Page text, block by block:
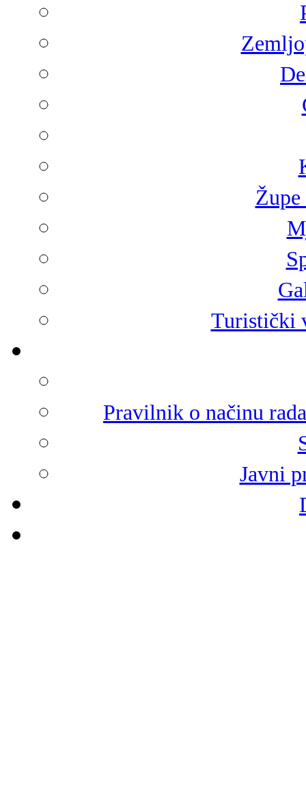
Turistički
Pravilnik o načinu
Javni